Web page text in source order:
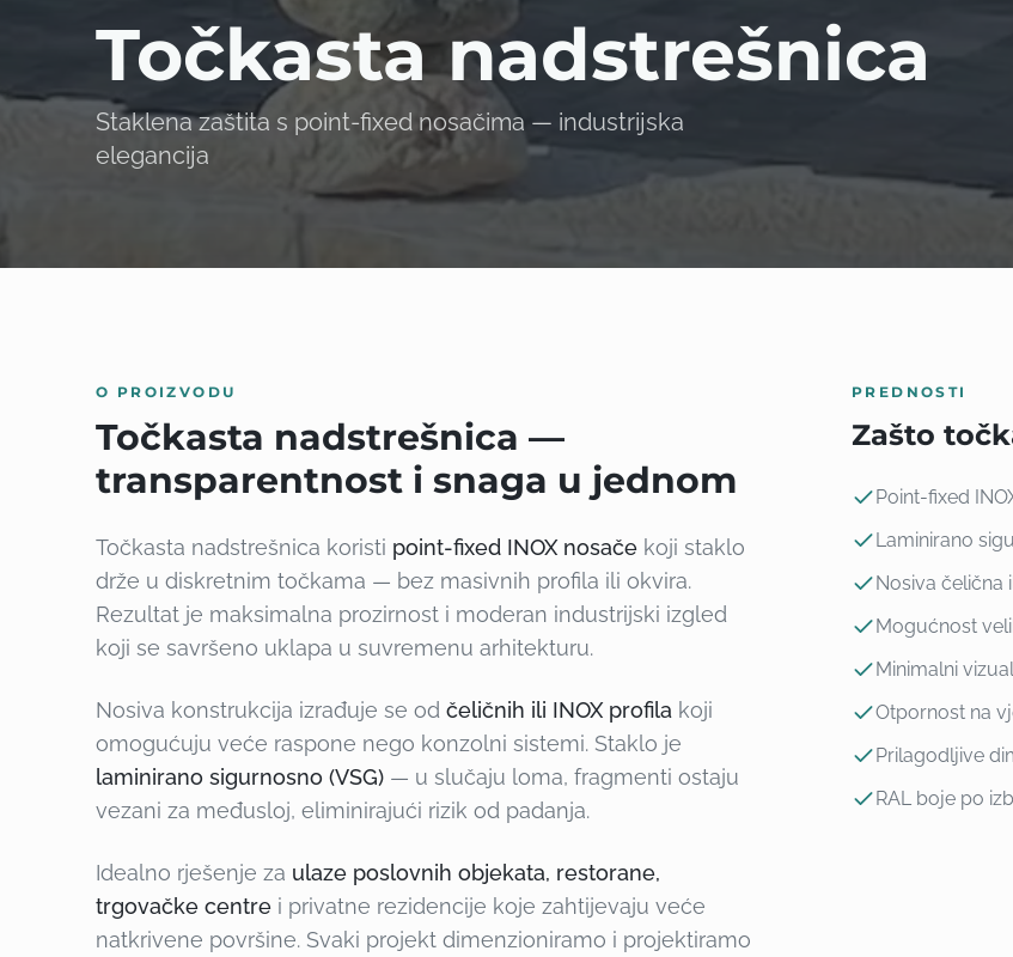
Točkasta nadstrešnica
Staklena zaštita s point-fixed nosačima — industrijska
elegancija
O PROIZVODU
Točkasta nadstrešnica —
transparentnost i snaga u jednom
Točkasta nadstrešnica koristi point-fixed INOX nosače koji staklo
drže u diskretnim točkama — bez masivnih profila ili okvira.
Rezultat je maksimalna prozirnost i moderan industrijski izgled
koji se savršeno uklapa u suvremenu arhitekturu.
Nosiva konstrukcija izrađuje se od čeličnih ili INOX profila koji
omogućuju veće raspone nego konzolni sistemi. Staklo je
laminirano sigurnosno (VSG) — u slučaju loma, fragmenti ostaju
vezani za međusloj, eliminirajući rizik od padanja.
Idealno rješenje za ulaze poslovnih objekata, restorane,
trgovačke centre i privatne rezidencije koje zahtijevaju veće
natkrivene površine. Svaki projekt dimenzioniramo i projektiramo
PREDNOSTI
Zašto
Point-fixed
Laminirano
Nosiva čelična
Mogućnost
Minimalni
Otpornost na
Prilagodljive
RAL boje po